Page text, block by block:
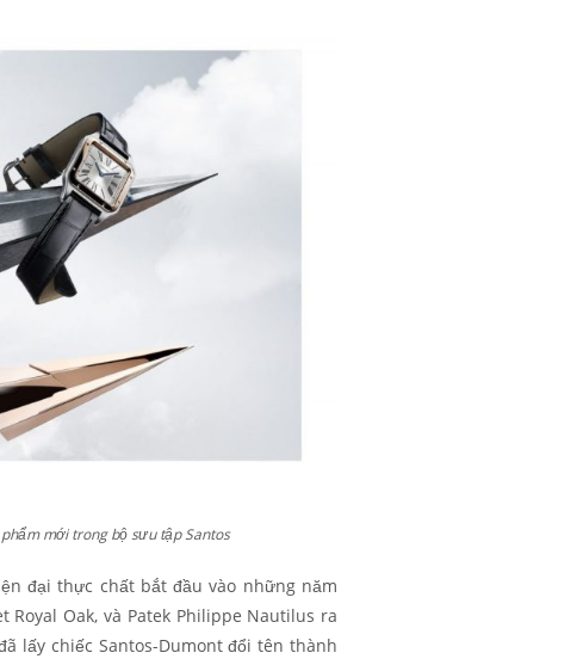
mới trong bộ sưu tập Santos
đại thực chất bắt đầu vào những năm
Royal Oak, và Patek Philippe Nautilus ra
lấy chiếc Santos-Dumont đổi tên thành